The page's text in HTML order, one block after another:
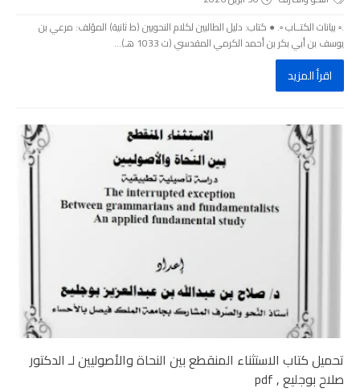
.▫️ بيانات الكتــاب ▫️. ● كتاب: دليل الطالبين لكلام النحويين (ط ثانية) المؤلف: مرعي بن
يوسف بن أبي بكر بن أحمد الكرمي المقدسي (ت 1033 هـ)...
اقرأ المزيد
تحميل كتاب الاستثناء المنقطع بين النحاة والأصوليين لـ الدكتور
صلاح بوجليع , pdf